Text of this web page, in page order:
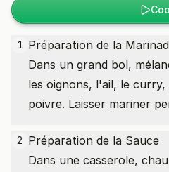
1 Préparation de la
Dans un grand bol,
les oignons, l'ail, le
poivre. Laisser mariner
2 Préparation de la Sauce
Dans une casserole,